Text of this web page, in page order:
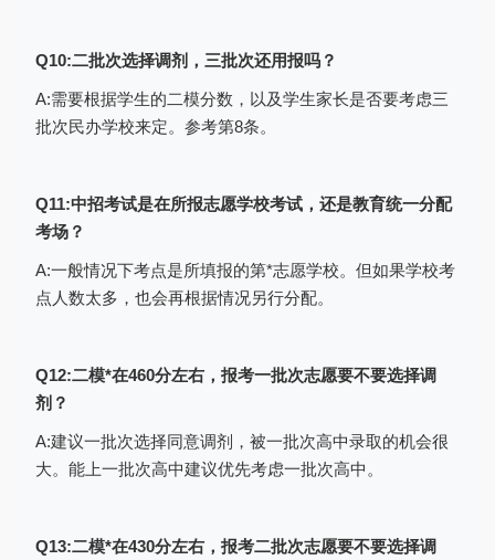
7. 使用过程中，同一台电脑同时只允许
钮退出。退出后间隔30分钟后其他同学才能
面，考生根据自己情况如实选择照顾类型
（照顾类型内容以当年政策文件为准)。如下
Q10:二批次选择调剂，三批次还用报吗？
A:需要根据学生的二模分数，以及学生家长是否要考虑三
批次民办学校来定。参考第8条。
Q11:中招考试是在所报志愿学校考试，还是教育统一分配
考场？
A:一般情况下考点是所填报的第*志愿学校。但如果学校考
点人数太多，也会再根据情况另行分配。
Q12:二模*在460分左右，报考一批次志愿要不要选择调
剂？
A:建议一批次选择同意调剂，被一批次高中录取的机会很
大。能上一批次高中建议优先考虑一批次高中。
Q13:二模*在430分左右，报考二批次志愿要不要选择调